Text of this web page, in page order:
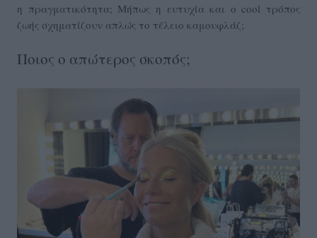
η πραγματικότητα; Μήπως η ευτυχία και ο cool τρόπος
ζωής σχηματίζουν απλώς το τέλειο καμουφλάζ;
Ποιος ο απώτερος σκοπός;